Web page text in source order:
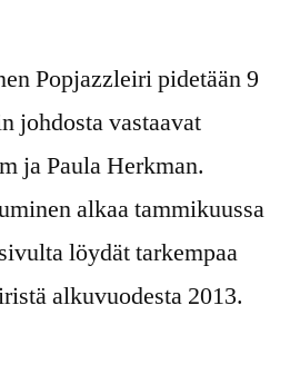
Popjazzleiri pidetään 9
johdosta vastaavat
ja Paula Herkman.
alkaa tammikuussa
löydät tarkempaa
alkuvuodesta 2013.